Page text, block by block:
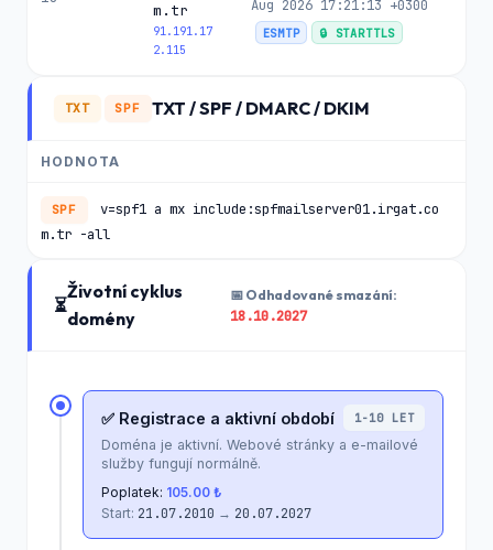
m.tr
91.191.17
2.115
Aug 2026 17:21:13 +0300
ESMTP 🔒 STARTTLS
TXT SPF TXT / SPF / DMARC / DKIM
HODNOTA
SPF
v=spf1 a mx include:spfmailserver01.irgat.co
m.tr -all
⏳
Životní cyklus
domény
📅 Odhadované smazání:
18.10.2027
✅ Registrace a aktivní období 1-10 LET
Doména je aktivní. Webové stránky a e-mailové
služby fungují normálně.
Poplatek: 105.00 ₺
Start: 21.07.2010 → 20.07.2027